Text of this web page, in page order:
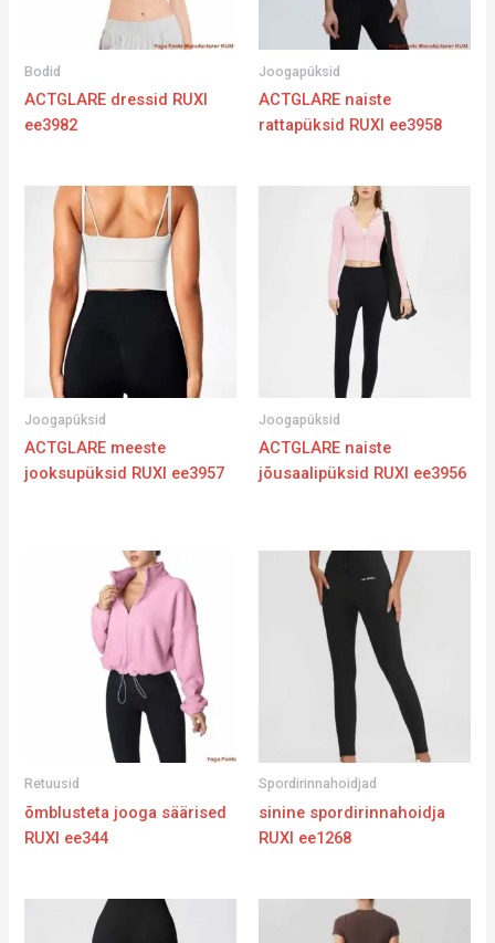
Bodid
ACTGLARE dressid RUXI
ee3982
Joogapüksid
ACTGLARE naiste
rattapüksid RUXI ee3958
Joogapüksid
ACTGLARE meeste
jooksupüksid RUXI ee3957
Joogapüksid
ACTGLARE naiste
jõusaalipüksid RUXI ee3956
Retuusid
õmblusteta jooga säärised
RUXI ee344
Spordirinnahoidjad
sinine spordirinnahoidja
RUXI ee1268